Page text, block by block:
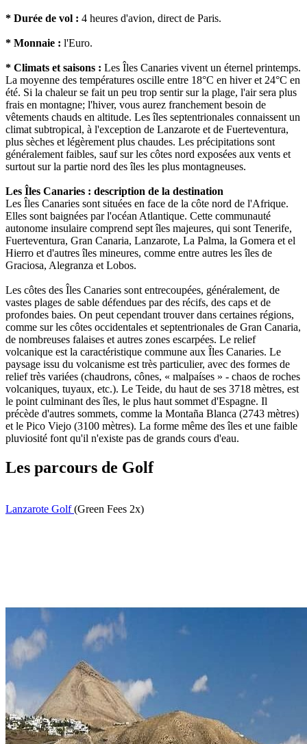
* Durée de vol : 4 heures d'avion, direct de Paris.
* Monnaie : l'Euro.
* Climats et saisons : Les Îles Canaries vivent un éternel printemps.
La moyenne des températures oscille entre 18°C en hiver et 24°C en
été. Si la chaleur se fait un peu trop sentir sur la plage, l'air sera plus
frais en montagne; l'hiver, vous aurez franchement besoin de
vêtements chauds en altitude. Les îles septentrionales connaissent un
climat subtropical, à l'exception de Lanzarote et de Fuerteventura,
plus sèches et légèrement plus chaudes. Les précipitations sont
généralement faibles, sauf sur les côtes nord exposées aux vents et
surtout sur la partie nord des îles les plus montagneuses.
Les Îles Canaries : description de la destination
Les Îles Canaries sont situées en face de la côte nord de l'Afrique.
Elles sont baignées par l'océan Atlantique. Cette communauté
autonome insulaire comprend sept îles majeures, qui sont Tenerife,
Fuerteventura, Gran Canaria, Lanzarote, La Palma, la Gomera et el
Hierro et d'autres îles mineures, comme entre autres les îles de
Graciosa, Alegranza et Lobos.
Les côtes des Îles Canaries sont entrecoupées, généralement, de
vastes plages de sable défendues par des récifs, des caps et de
profondes baies. On peut cependant trouver dans certaines régions,
comme sur les côtes occidentales et septentrionales de Gran Canaria,
de nombreuses falaises et autres zones escarpées. Le relief
volcanique est la caractéristique commune aux Îles Canaries. Le
paysage issu du volcanisme est très particulier, avec des formes de
relief très variées (chaudrons, cônes, « malpaíses » - chaos de roches
volcaniques, tuyaux, etc.). Le Teide, du haut de ses 3718 mètres, est
le point culminant des îles, le plus haut sommet d'Espagne. Il
précède d'autres sommets, comme la Montaña Blanca (2743 mètres)
et le Pico Viejo (3100 mètres). La forme même des îles et une faible
pluviosité font qu'il n'existe pas de grands cours d'eau.
Les parcours de Golf
Lanzarote Golf(Green Fees 2x)